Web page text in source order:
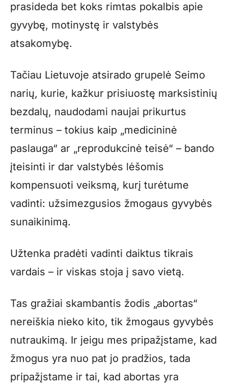
prasideda bet koks rimtas pokalbis apie
gyvybę, motinystę ir valstybės
atsakomybę.
Tačiau Lietuvoje atsirado grupelė Seimo
narių, kurie, kažkur prisiuostę marksistinių
bezdalų, naudodami naujai prikurtus
terminus – tokius kaip „medicininė
paslauga“ ar „reprodukcinė teisė“ – bando
įteisinti ir dar valstybės lėšomis
kompensuoti veiksmą, kurį turėtume
vadinti: užsimezgusios žmogaus gyvybės
sunaikinimą.
Užtenka pradėti vadinti daiktus tikrais
vardais – ir viskas stoja į savo vietą.
Tas gražiai skambantis žodis „abortas“
nereiškia nieko kito, tik žmogaus gyvybės
nutraukimą. Ir jeigu mes pripažįstame, kad
žmogus yra nuo pat jo pradžios, tada
pripažįstame ir tai, kad abortas yra